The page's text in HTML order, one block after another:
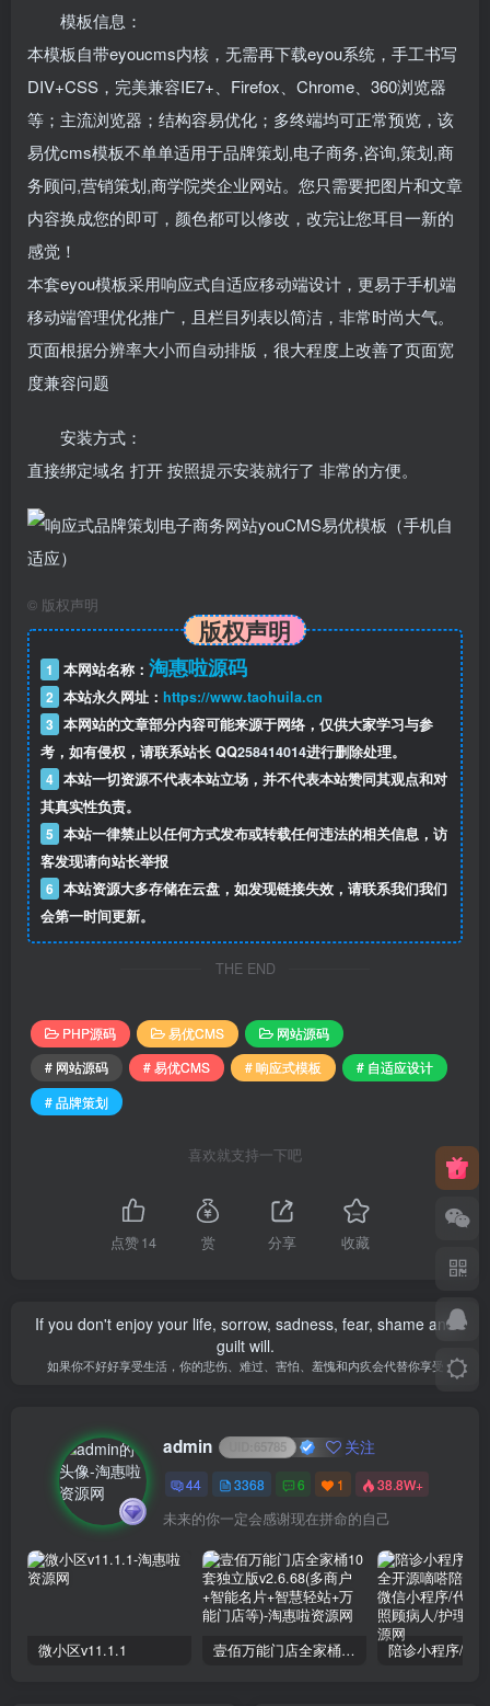
模板信息：
本模板自带eyoucms内核，无需再下载eyou系统，手工书写
DIV+CSS，完美兼容IE7+、Firefox、Chrome、360浏览器
等；主流浏览器；结构容易优化；多终端均可正常预览，该
易优cms模板不单单适用于品牌策划,电子商务,咨询,策划,商
务顾问,营销策划,商学院类企业网站。您只需要把图片和文章
内容换成您的即可，颜色都可以修改，改完让您耳目一新的
感觉！
本套eyou模板采用响应式自适应移动端设计，更易于手机端
移动端管理优化推广，且栏目列表以简洁，非常时尚大气。
页面根据分辨率大小而自动排版，很大程度上改善了页面宽
度兼容问题
安装方式：
直接绑定域名 打开 按照提示安装就行了 非常的方便。
© 版权声明
版权声明
1 本网站名称： 淘惠啦源码
2 本站永久网址： https://www.taohuila.cn
3 本网站的文章部分内容可能来源于网络，仅供大家学习与参
考，如有侵权，请联系站长 QQ258414014进行删除处理。
4 本站一切资源不代表本站立场，并不代表本站赞同其观点和对
其真实性负责。
5 本站一律禁止以任何方式发布或转载任何违法的相关信息，访
客发现请向站长举报
6 本站资源大多存储在云盘，如发现链接失效，请联系我们我们
会第一时间更新。
THE END
PHP源码 易优CMS
网站源码
# 网站源码
# 易优CMS # 响应式模板
# 自适应设计
# 品牌策划
喜欢就支持一下吧
点赞14 赏 分享 收藏
If you don't enjoy your life, sorrow, sadness, fear, shame and
guilt will.
如果你不好好享受生活，你的悲伤、难过、害怕、羞愧和内疚会代替你享受
admin 65785 关注
44 3368 6 1 38.8W+
未来的你一定会感谢现在拼命的自己
微小区v11.1.1 壹佰万能门店全家桶10套独立版v2.6.68(​多商户+智能名片+智慧轻站+万能门店等)